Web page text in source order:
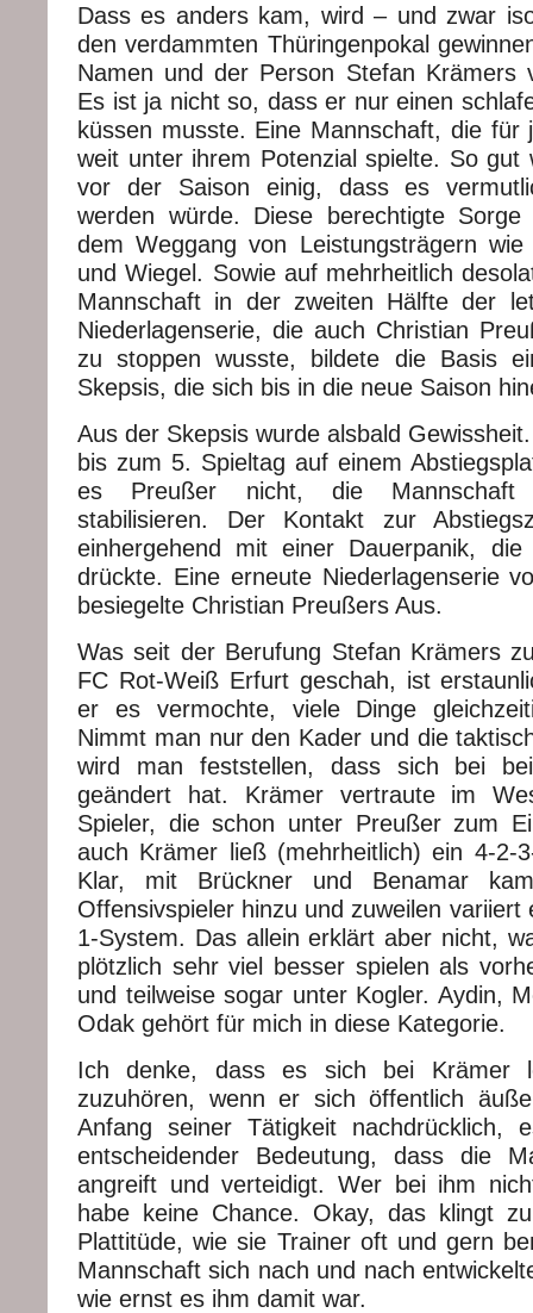
Dass es anders kam, wird – und zwar
den verdammten Thüringenpokal
Namen und der Person Stefan Krämers
Es ist ja nicht so, dass er nur einen
küssen musste. Eine Mannschaft, die für
weit unter ihrem Potenzial spielte. So gut
vor der Saison einig, dass es
werden würde. Diese berechtigte
dem Weggang von Leistungsträgern wie
und Wiegel. Sowie auf mehrheitlich
Mannschaft in der zweiten Hälfte der
Niederlagenserie, die auch Christian
zu stoppen wusste, bildete die Basis
Skepsis, die sich bis in die neue Saison
Aus der Skepsis wurde alsbald
bis zum 5. Spieltag auf einem
es Preußer nicht, die Mannschaft
stabilisieren. Der Kontakt zur
einhergehend mit einer Dauerpanik,
drückte. Eine erneute Niederlagenserie
besiegelte Christian Preußers Aus.
Was seit der Berufung Stefan Krämers
FC Rot-Weiß Erfurt geschah, ist
er es vermochte, viele Dinge
Nimmt man nur den Kader und die
wird man feststellen, dass sich bei
geändert hat. Krämer vertraute im
Spieler, die schon unter Preußer zum
auch Krämer ließ (mehrheitlich) ein 4-2-
Klar, mit Brückner und Benamar
Offensivspieler hinzu und zuweilen variiert
1-System. Das allein erklärt aber nicht,
plötzlich sehr viel besser spielen als
und teilweise sogar unter Kogler. Aydin,
Odak gehört für mich in diese Kategorie.
Ich denke, dass es sich bei Krämer
zuzuhören, wenn er sich öffentlich
Anfang seiner Tätigkeit
entscheidender Bedeutung, dass die
angreift und verteidigt. Wer bei ihm
habe keine Chance. Okay, das klingt
Plattitüde, wie sie Trainer oft und gern
Mannschaft sich nach und nach
wie ernst es ihm damit war.